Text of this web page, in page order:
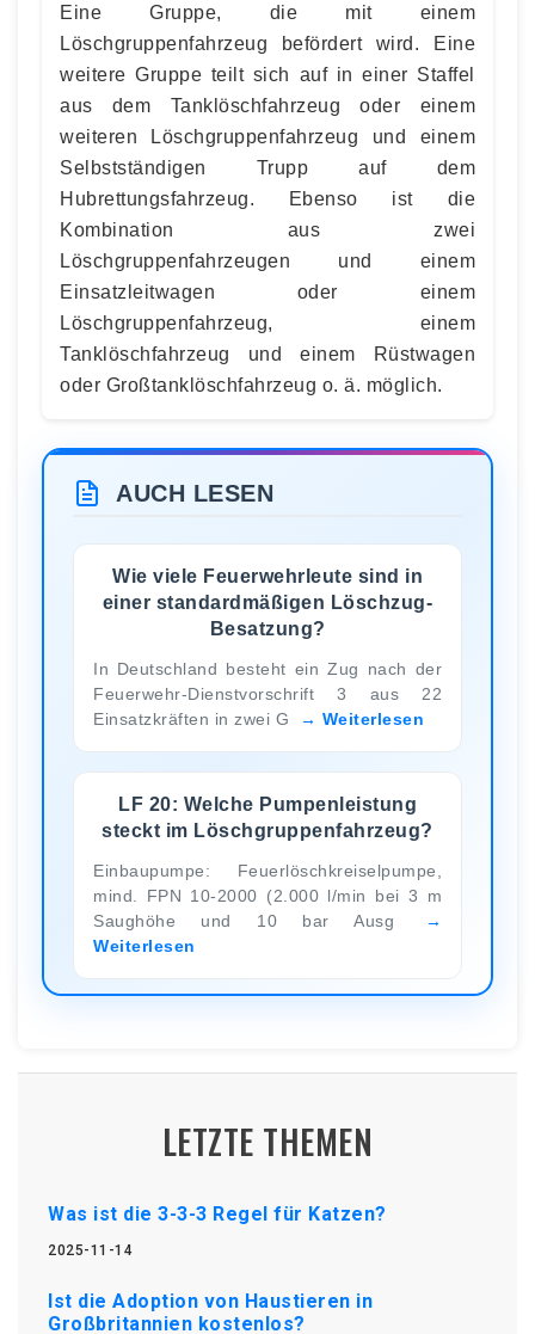
Eine Gruppe, die mit einem
Löschgruppenfahrzeug befördert wird. Eine
weitere Gruppe teilt sich auf in einer Staffel
aus dem Tanklöschfahrzeug oder einem
weiteren Löschgruppenfahrzeug und einem
Selbstständigen Trupp auf dem
Hubrettungsfahrzeug. Ebenso ist die
Kombination aus zwei
Löschgruppenfahrzeugen und einem
Einsatzleitwagen oder einem
Löschgruppenfahrzeug, einem
Tanklöschfahrzeug und einem Rüstwagen
oder Großtanklöschfahrzeug o. ä. möglich.
AUCH LESEN
Wie viele Feuerwehrleute sind in
einer standardmäßigen Löschzug-
Besatzung?
In Deutschland besteht ein Zug nach der
Feuerwehr-Dienstvorschrift 3 aus 22
Einsatzkräften in zwei G
Weiterlesen
LF 20: Welche Pumpenleistung
steckt im Löschgruppenfahrzeug?
Einbaupumpe: Feuerlöschkreiselpumpe,
mind. FPN 10-2000 (2.000 l/min bei 3 m
Saughöhe und 10 bar Ausg
Weiterlesen
LETZTE THEMEN
Was ist die 3-3-3 Regel für Katzen?
2025-11-14
Ist die Adoption von Haustieren in
Großbritannien kostenlos?